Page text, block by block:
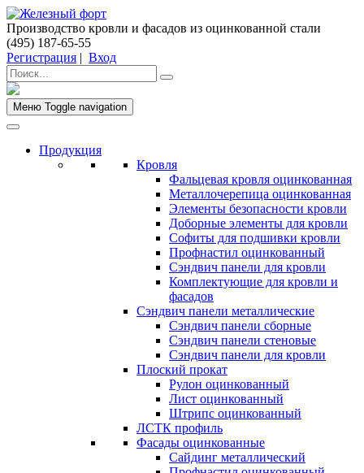
Производство кровли и фасадов из оцинкованной стали
(495) 187-65-55
Регистрация | Вход
Меню Toggle navigation
Продукция
Кровля
Фальцевая кровля оцинкованная
Металлочерепица оцинкованная
Элементы безопасности кровли
Доборные элементы для кровли
Софиты для подшивки кровли
Профнастил оцинкованный
Сэндвич панели для кровли
Комплектующие для кровли и
фасадов
Сэндвич панели металлические
Сэндвич панели сборные
Сэндвич панели стеновые
Сэндвич панели для кровли
Плоский прокат
Рулон оцинкованный
Лист оцинкованный
Штрипс оцинкованный
ЛСТК профиль
Фасады оцинкованные
Сайдинг металлический